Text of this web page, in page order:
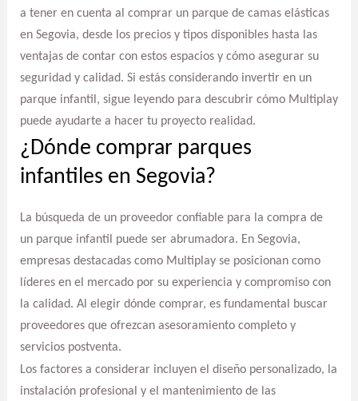
a tener en cuenta al comprar un parque de camas elásticas
en Segovia, desde los precios y tipos disponibles hasta las
ventajas de contar con estos espacios y cómo asegurar su
seguridad y calidad. Si estás considerando invertir en un
parque infantil, sigue leyendo para descubrir cómo Multiplay
puede ayudarte a hacer tu proyecto realidad.
¿Dónde comprar parques
infantiles en Segovia?
La búsqueda de un proveedor confiable para la compra de
un parque infantil puede ser abrumadora. En Segovia,
empresas destacadas como Multiplay se posicionan como
líderes en el mercado por su experiencia y compromiso con
la calidad. Al elegir dónde comprar, es fundamental buscar
proveedores que ofrezcan asesoramiento completo y
servicios postventa.
Los factores a considerar incluyen el diseño personalizado, la
instalación profesional y el mantenimiento de las